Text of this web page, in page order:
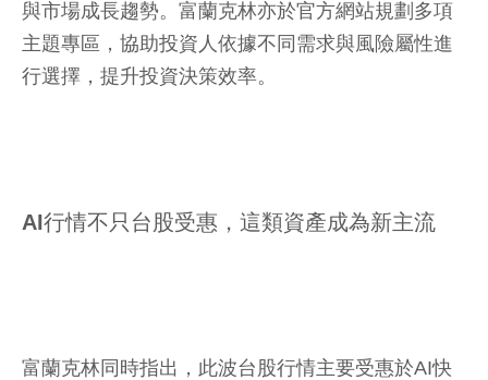
與市場成長趨勢。富蘭克林亦於官方網站規劃多項
主題專區，協助投資人依據不同需求與風險屬性進
行選擇，提升投資決策效率。
AI行情不只台股受惠，這類資產成為新主流
富蘭克林同時指出，此波台股行情主要受惠於AI快